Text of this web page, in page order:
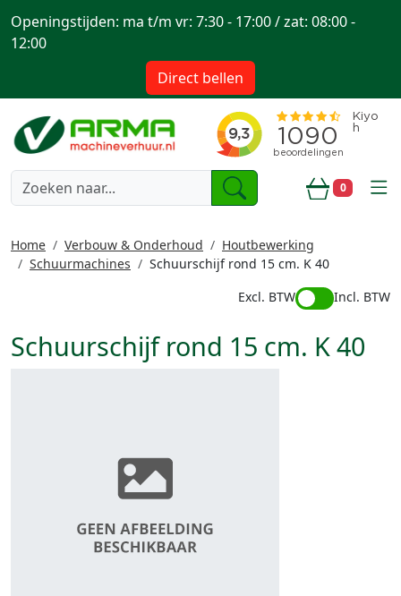
0
Openingstijden: ma t/m vr: 7:30 - 17:00 / zat: 08:00 -
12:00
Direct bellen
Home Verbouw & Onderhoud
Houtbewerking
Schuurmachines
Schuurschijf rond 15 cm. K 40
Excl. BTW
Incl. BTW
Schuurschijf rond 15 cm. K 40